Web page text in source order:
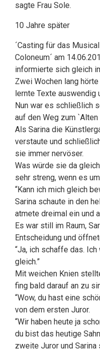
sagte Frau Sole.
10 Jahre später
´Casting für das
Coloneum´ am
informierte sich gleich
Zwei Wochen lang
lernte Texte auswendig
Nun war es schließlich
auf den Weg zum `Alten
Als Sarina die
verstaute und
sie immer nervöser.
Was würde sie da
sehr streng, wenn es
“Kann ich mich gleich
Sarina schaute in den
atmete dreimal ein und
Es war still im Raum,
Entscheidung und
“Ja, ich schaffe das.
gleich.”
Mit weichen Knien
fing bald darauf an zu
“Wow, du hast eine
von dem ersten Juror.
“Wir haben heute ja
du bist das heutige
zweite Juror und Sarina